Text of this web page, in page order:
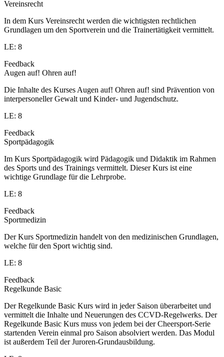
Vereinsrecht
In dem Kurs Vereinsrecht werden die wichtigsten rechtlichen
Grundlagen um den Sportverein und die Trainertätigkeit vermittelt.
LE: 8
Feedback
Augen auf! Ohren auf!
Die Inhalte des Kurses Augen auf! Ohren auf! sind Prävention von
interpersoneller Gewalt und Kinder- und Jugendschutz.
LE: 8
Feedback
Sportpädagogik
Im Kurs Sportpädagogik wird Pädagogik und Didaktik im Rahmen
des Sports und des Trainings vermittelt. Dieser Kurs ist eine
wichtige Grundlage für die Lehrprobe.
LE: 8
Feedback
Sportmedizin
Der Kurs Sportmedizin handelt von den medizinischen Grundlagen,
welche für den Sport wichtig sind.
LE: 8
Feedback
Regelkunde Basic
Der Regelkunde Basic Kurs wird in jeder Saison überarbeitet und
vermittelt die Inhalte und Neuerungen des CCVD-Regelwerks. Der
Regelkunde Basic Kurs muss von jedem bei der Cheersport-Serie
startenden Verein einmal pro Saison absolviert werden. Das Modul
ist außerdem Teil der Juroren-Grundausbildung.